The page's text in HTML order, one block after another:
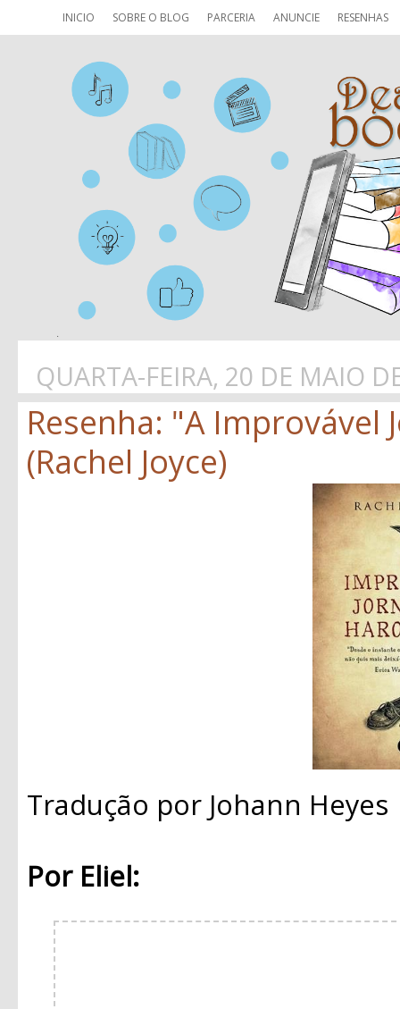
INICIO SOBRE O BLOG PARCERIA ANUNCIE RESENHAS
QUARTA-FEIRA, 20 DE MAIO
Resenha: "A Improvável
(Rachel Joyce)
Tradução por Johann Heyes
Por Eliel: